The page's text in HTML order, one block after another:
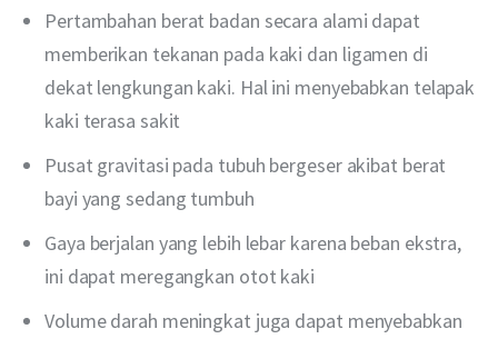
Pertambahan berat badan secara alami dapat
memberikan tekanan pada kaki dan ligamen di
dekat lengkungan kaki. Hal ini menyebabkan telapak
kaki terasa sakit
Pusat gravitasi pada tubuh bergeser akibat berat
bayi yang sedang tumbuh
Gaya berjalan yang lebih lebar karena beban ekstra,
ini dapat meregangkan otot kaki
Volume darah meningkat juga dapat menyebabkan